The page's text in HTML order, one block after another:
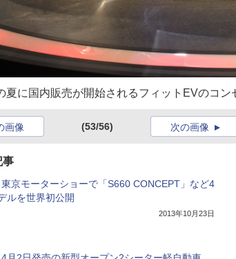
夏に国内販売が開始されるフィットEVのコン
画像 (53/56) 次の画像
事
京モーターショーで「S660 CONCEPT」など4
ルを世界初公開
2013年10月23日